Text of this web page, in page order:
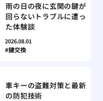
雨の日の夜に玄関の鍵が
回らないトラブルに遭っ
た体験談
2026.08.01
鍵交換
車キーの盗難対策と最新
の防犯技術